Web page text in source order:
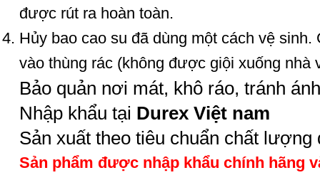
được rút ra hoàn toàn.
Hủy bao cao su đã dùng một cách vệ sinh.
vào thùng rác (không được giội xuống nhà
Bảo quản nơi mát, khô ráo, tránh
Nhập khẩu tại Durex Việt nam
Sản xuất theo tiêu chuẩn chất lượng
Sản phẩm được nhập khẩu chính hãng